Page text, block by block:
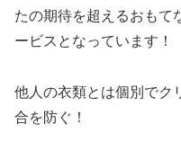
たの期待を超えるおもて
ービスとなっています！
他人の衣類とは個別でク
合を防ぐ！